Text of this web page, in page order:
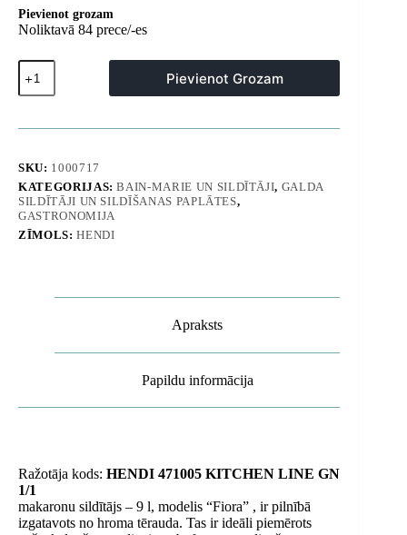
Pievienot grozam
Noliktavā 84 prece/-es
HoReCa
ēdiena
sildītājs
1/1
471005
daudzums
Pievienot Grozam
SKU: 1000717
KATEGORIJAS:BAIN-MARIE UN SILDĪTĀJI, GALDA
SILDĪTĀJI UN SILDĪŠANAS PAPLĀTES,
GASTRONOMIJA
ZĪMOLS:HENDI
Apraksts
Papildu informācija
Ražotāja kods: HENDI 471005 KITCHEN LINE GN
1/1
makaronu sildītājs – 9 l, modelis “Fiora” , ir pilnībā
izgatavots no hroma tērauda. Tas ir ideāli piemērots